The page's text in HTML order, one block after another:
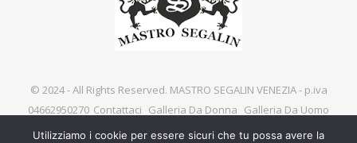
© 2024 - All Rights Reserved. MASTRO SEGALIN VENEZIA - p.iva
04662950270 Contattaci Galleria Da Donna Galleria Da Uomo
Utilizziamo i cookie per essere sicuri che tu possa avere la